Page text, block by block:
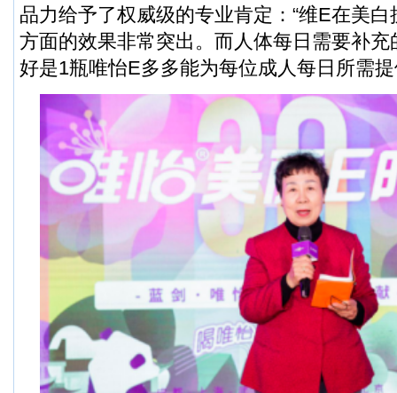
品力给予了权威级的专业肯定：“维E在美
方面的效果非常突出。而人体每日需要补
好是1瓶唯怡E多多能为每位成人每日所需提